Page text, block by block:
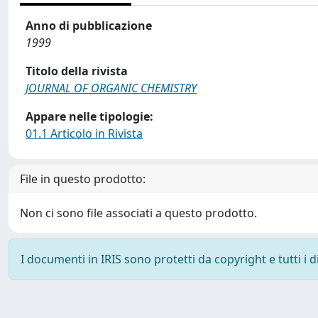
Anno di pubblicazione
1999
Titolo della rivista
JOURNAL OF ORGANIC CHEMISTRY
Appare nelle tipologie:
01.1 Articolo in Rivista
File in questo prodotto:
Non ci sono file associati a questo prodotto.
I documenti in IRIS sono protetti da copyright e tutti i